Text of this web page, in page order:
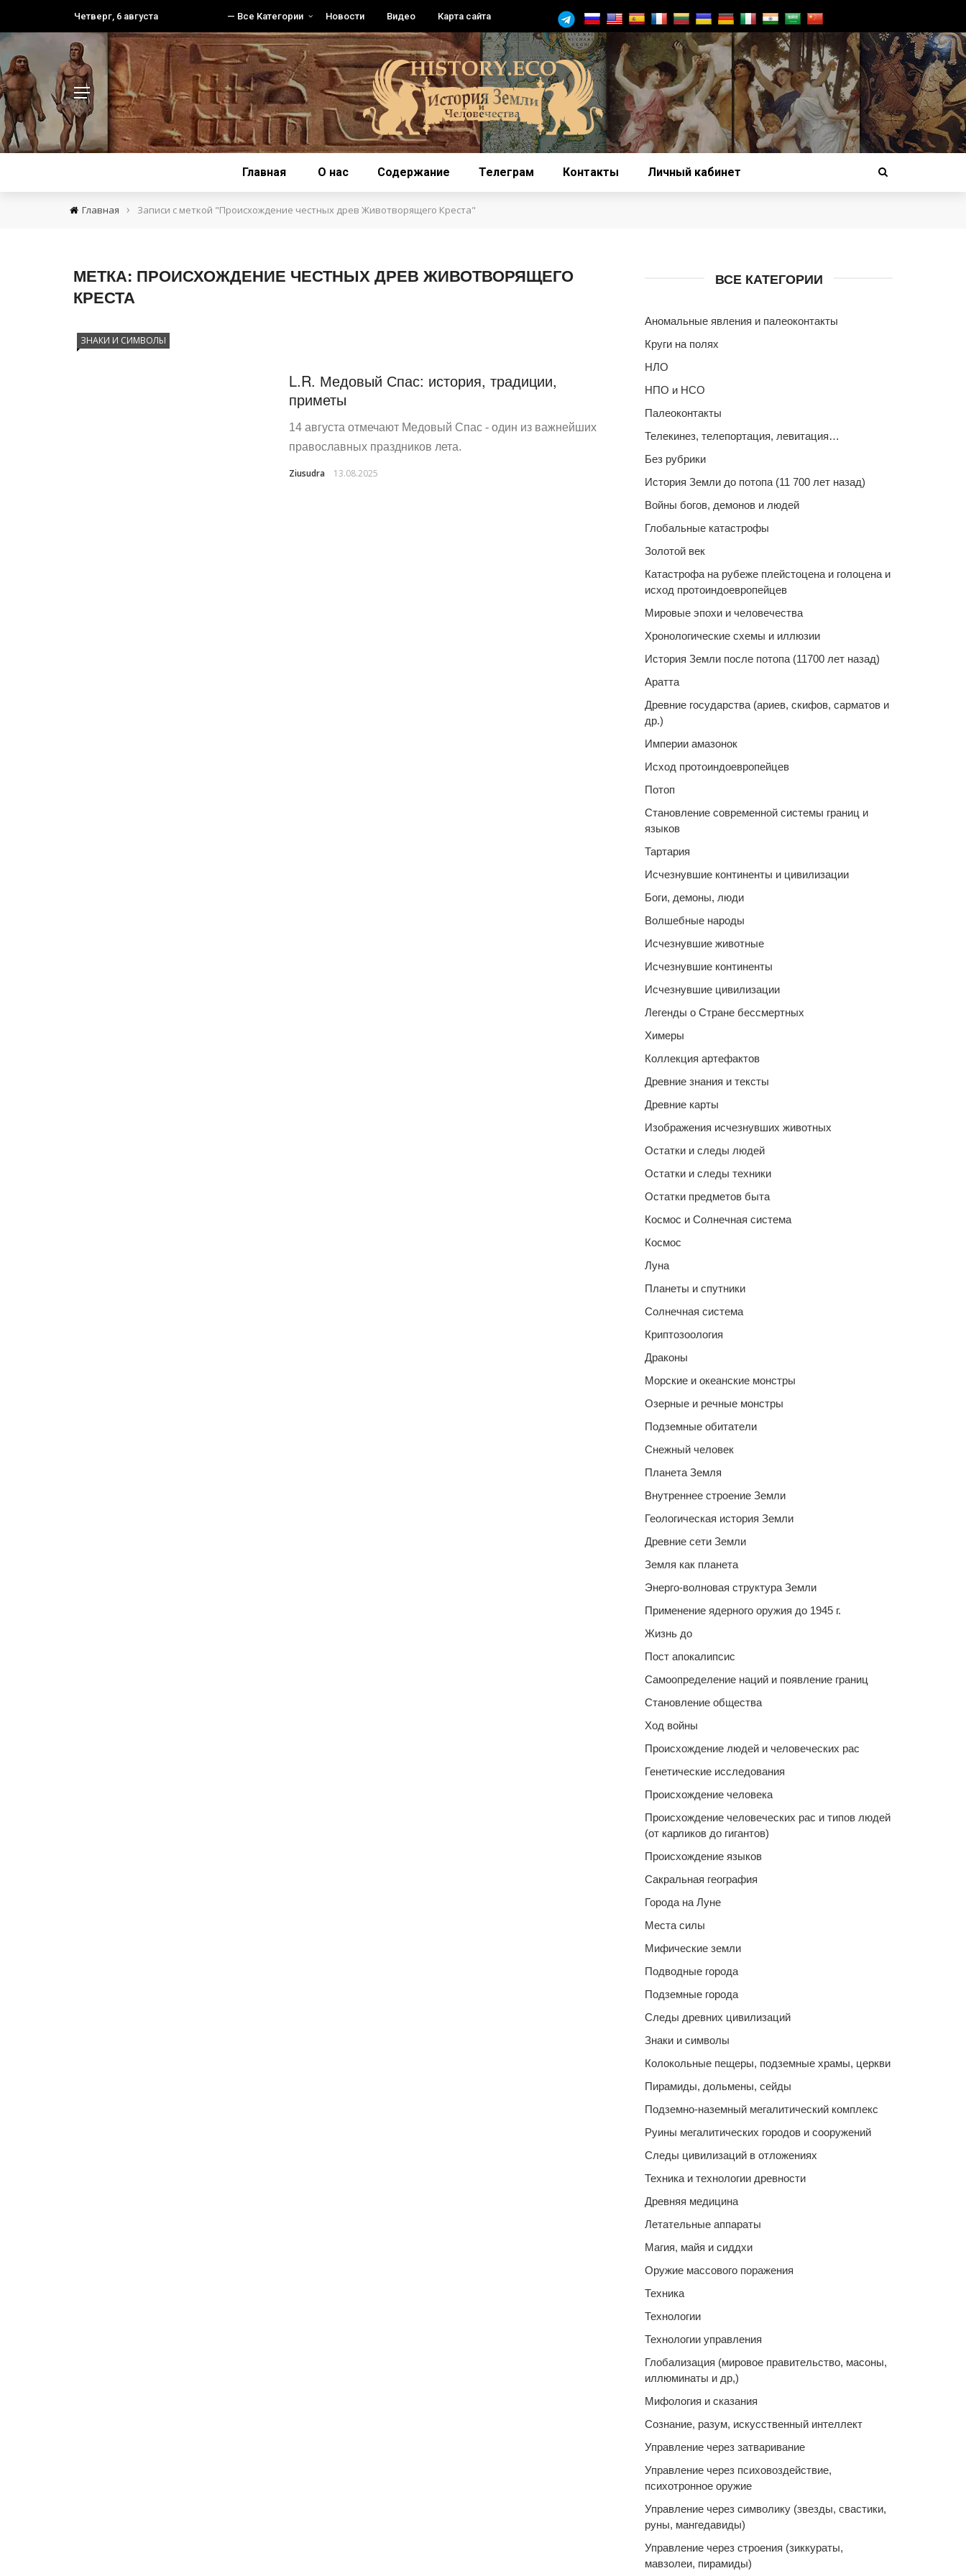
Четверг, 6 августа — Все Категории Новости Видео Карта сайта
Главная О нас Содержание Телеграм Контакты Личный кабинет
Главная › Записи с меткой "Происхождение честных древ Животворящего Креста"
МЕТКА: ПРОИСХОЖДЕНИЕ ЧЕСТНЫХ ДРЕВ ЖИВОТВОРЯЩЕГО
КРЕСТА
ЗНАКИ И СИМВОЛЫ
L.R. Медовый Спас: история, традиции,
приметы
14 августа отмечают Медовый Спас - один из важнейших
православных праздников лета.
Ziusudra 13.08.2025
ВСЕ КАТЕГОРИИ
Аномальные явления и палеоконтакты
Круги на полях
НЛО
НПО и НСО
Палеоконтакты
Телекинез, телепортация, левитация…
Без рубрики
История Земли до потопа (11 700 лет назад)
Войны богов, демонов и людей
Глобальные катастрофы
Золотой век
Катастрофа на рубеже плейстоцена и голоцена и
исход протоиндоевропейцев
Мировые эпохи и человечества
Хронологические схемы и иллюзии
История Земли после потопа (11700 лет назад)
Аратта
Древние государства (ариев, скифов, сарматов и
др.)
Империи амазонок
Исход протоиндоевропейцев
Потоп
Становление современной системы границ и
языков
Тартария
Исчезнувшие континенты и цивилизации
Боги, демоны, люди
Волшебные народы
Исчезнувшие животные
Исчезнувшие континенты
Исчезнувшие цивилизации
Легенды о Стране бессмертных
Химеры
Коллекция артефактов
Древние знания и тексты
Древние карты
Изображения исчезнувших животных
Остатки и следы людей
Остатки и следы техники
Остатки предметов быта
Космос и Солнечная система
Космос
Луна
Планеты и спутники
Солнечная система
Криптозоология
Драконы
Морские и океанские монстры
Озерные и речные монстры
Подземные обитатели
Снежный человек
Планета Земля
Внутреннее строение Земли
Геологическая история Земли
Древние сети Земли
Земля как планета
Энерго-волновая структура Земли
Применение ядерного оружия до 1945 г.
Жизнь до
Пост апокалипсис
Самоопределение наций и появление границ
Становление общества
Ход войны
Происхождение людей и человеческих рас
Генетические исследования
Происхождение человека
Происхождение человеческих рас и типов людей
(от карликов до гигантов)
Происхождение языков
Сакральная география
Города на Луне
Места силы
Мифические земли
Подводные города
Подземные города
Следы древних цивилизаций
Знаки и символы
Колокольные пещеры, подземные храмы, церкви
Пирамиды, дольмены, сейды
Подземно-наземный мегалитический комплекс
Руины мегалитических городов и сооружений
Следы цивилизаций в отложениях
Техника и технологии древности
Древняя медицина
Летательные аппараты
Магия, майя и сиддхи
Оружие массового поражения
Техника
Технологии
Технологии управления
Глобализация (мировое правительство, масоны,
иллюминаты и др,)
Мифология и сказания
Сознание, разум, искусственный интеллект
Управление через затваривание
Управление через психовоздействие,
психотронное оружие
Управление через символику (звезды, свастики,
руны, мангедавиды)
Управление через строения (зиккураты,
мавзолеи, пирамиды)